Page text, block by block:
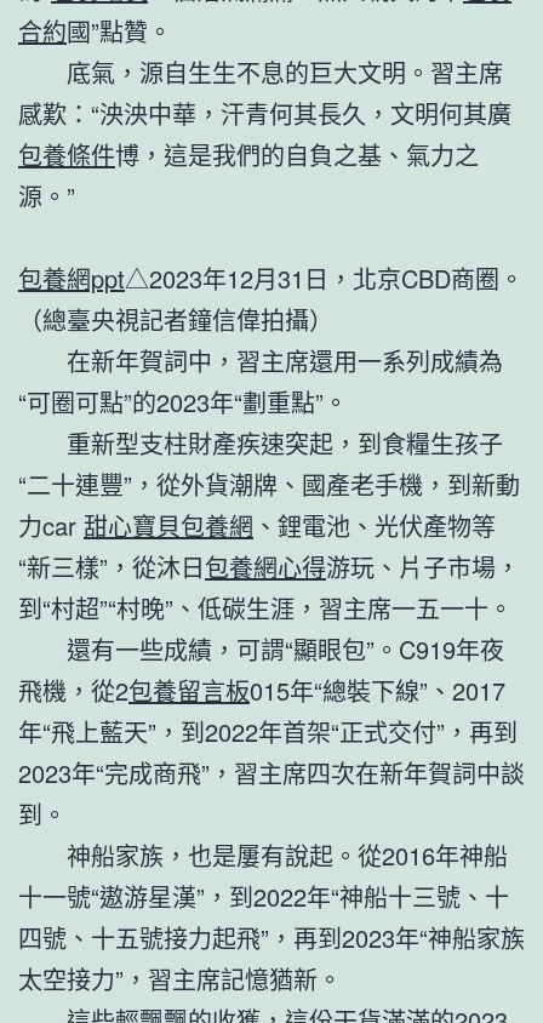
合約國”點贊。
底氣，源自生生不息的巨大文明。習主席
感歎：“泱泱中華，汗青何其長久，文明何其廣
包養條件博，這是我們的自負之基、氣力之
源。”
包養網ppt△2023年12月31日，北京CBD商圈。
（總臺央視記者鐘信偉拍攝）
在新年賀詞中，習主席還用一系列成績為
“可圈可點”的2023年“劃重點”。
重新型支柱財產疾速突起，到食糧生孩子
“二十連豐”，從外貨潮牌、國產老手機，到新動
力car 甜心寶貝包養網 、鋰電池、光伏產物等
“新三樣”，從沐日包養網心得游玩、片子市場，
到“村超”“村晚”、低碳生涯，習主席一五一十。
還有一些成績，可謂“顯眼包”。C919年夜
飛機，從2包養留言板015年“總裝下線”、2017
年“飛上藍天”，到2022年首架“正式交付”，再到
2023年“完成商飛”，習主席四次在新年賀詞中談
到。
神船家族，也是屢有說起。從2016年神船
十一號“遨游星漢”，到2022年“神船十三號、十
四號、十五號接力起飛”，再到2023年“神船家族
太空接力”，習主席記憶猶新。